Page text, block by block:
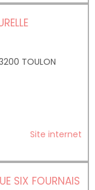
TOULON
Site internet
SIX FOURNAIS